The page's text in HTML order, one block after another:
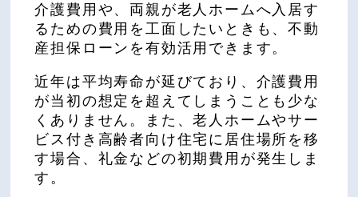
介護費用や、両親が老人ホームへ入居す
るための費用を工面したいときも、不動
産担保ローンを有効活用できます。
近年は平均寿命が延びており、介護費用
が当初の想定を超えてしまうことも少な
くありません。また、老人ホームやサー
ビス付き高齢者向け住宅に居住場所を移
す場合、礼金などの初期費用が発生しま
す。